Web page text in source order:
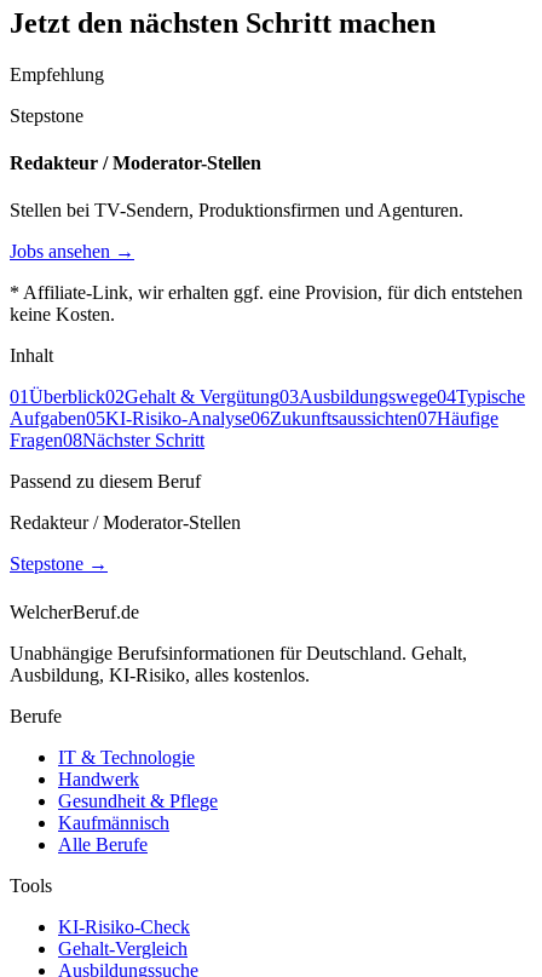
Jetzt den nächsten Schritt machen
Empfehlung
Stepstone
Redakteur / Moderator-Stellen
Stellen bei TV-Sendern, Produktionsfirmen und Agenturen.
Jobs ansehen →
* Affiliate-Link, wir erhalten ggf. eine Provision, für dich entstehen
keine Kosten.
Inhalt
01Überblick02Gehalt & Vergütung03Ausbildungswege04Typische
Aufgaben05KI-Risiko-Analyse06Zukunftsaussichten07Häufige
Fragen08Nächster Schritt
Passend zu diesem Beruf
Redakteur / Moderator-Stellen
Stepstone →
WelcherBeruf.de
Unabhängige Berufsinformationen für Deutschland. Gehalt,
Ausbildung, KI-Risiko, alles kostenlos.
Berufe
IT & Technologie
Handwerk
Gesundheit & Pflege
Kaufmännisch
Alle Berufe
Tools
KI-Risiko-Check
Gehalt-Vergleich
Ausbildungssuche